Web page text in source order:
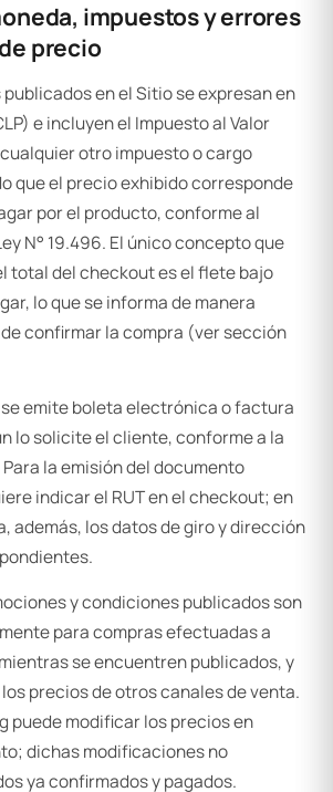
impuestos y errores
precio
en el Sitio se expresan en
e incluyen el Impuesto al Valor
otro impuesto o cargo
que el precio exhibido corresponde
por el producto, conforme al
N° 19.496. El único concepto que
total del checkout es el flete bajo
lo que se informa de manera
confirmar la compra (ver sección
emite boleta electrónica o factura
lo solicite el cliente, conforme a la
la emisión del documento
indicar el RUT en el checkout; en
además, los datos de giro y dirección
y condiciones publicados son
para compras efectuadas a
se encuentren publicados, y
precios de otros canales de venta.
puede modificar los precios en
dichas modificaciones no
ya confirmados y pagados.